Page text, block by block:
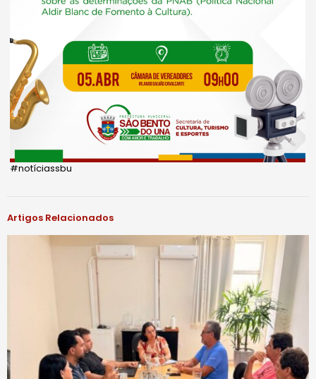
#notíciassbu
Artigos Relacionados